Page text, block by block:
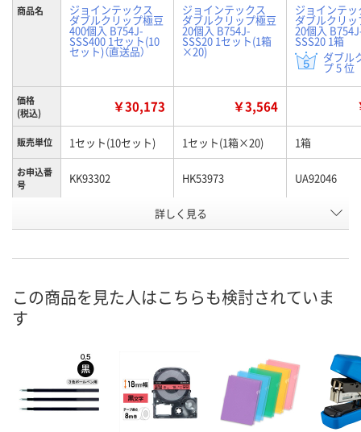
商品名 ジョインテックス
ダブルクリップ極豆
400個入 B754J-
SSS400 1セット(10
セット)（直送品）
ジョインテックス
ダブルクリップ極豆
20個入 B754J-
SSS20 1セット(1箱
×20)
ジョインテッ
ダブルクリ
20個入
SSS20 1箱
ダブル
プ 5 位
価格
(税込)
￥30,173 ￥3,564
販売単位 1セット(10セット) 1セット(1箱×20) 1箱
お申込番
号
KK93302 HK53973 UA92046
6点
詳しく見る
この商品を見た人はこちらも検討されていま
す